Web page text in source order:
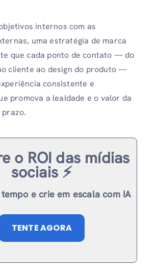
internos com as
uma estratégia de marca
que cada ponto de contato — do
cliente ao design do produto —
consistente e
promova a lealdade e o valor da
prazo.
o ROI das mídias
sociais ⚡️
e crie em escala com IA
TENTE AGORA